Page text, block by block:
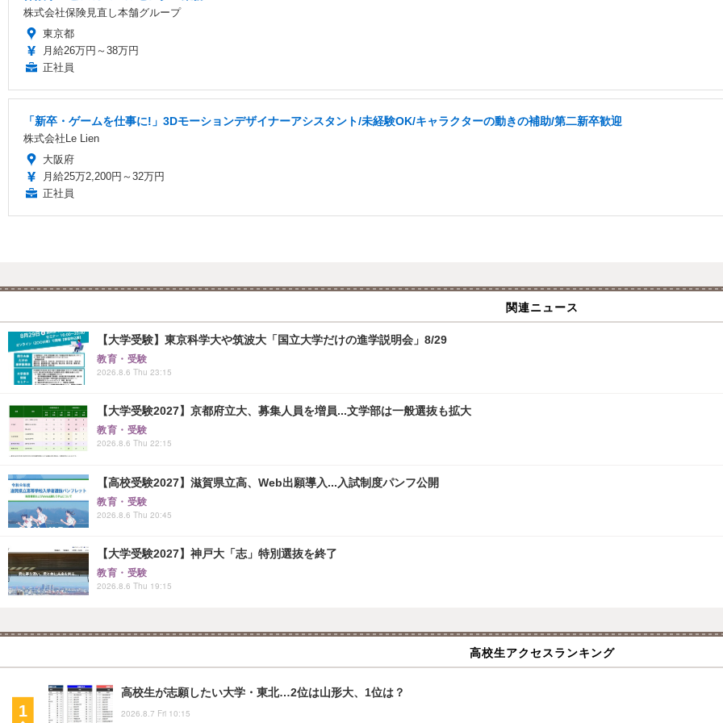
株式会社保険見直し本舗グループ
東京都
月給26万円～38万円
正社員
「新卒・ゲームを仕事に!」3Dモーションデザイナーアシスタント/未経験OK/キャラクターの動きの補助/第二新卒歓迎
株式会社Le Lien
大阪府
月給25万2,200円～32万円
正社員
関連ニュース
【大学受験】東京科学大や筑波大「国立大学だけの進学説明会」8/29
教育・受験
2026.8.6 Thu 23:15
【大学受験2027】京都府立大、募集人員を増員...文学部は一般選抜も拡大
教育・受験
2026.8.6 Thu 22:15
【高校受験2027】滋賀県立高、Web出願導入...入試制度パンフ公開
教育・受験
2026.8.6 Thu 20:45
【大学受験2027】神戸大「志」特別選抜を終了
教育・受験
2026.8.6 Thu 19:15
高校生アクセスランキング
高校生が志願したい大学・東北…2位は山形大、1位は？
2026.8.7 Fri 10:15